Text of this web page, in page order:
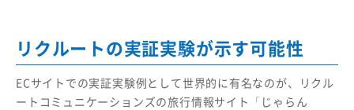
リクルートの実証実験が示す可能性
ECサイトでの実証実験例として世界的に有名なのが、リクル
ートコミュニケーションズの旅行情報サイト「じゃらん